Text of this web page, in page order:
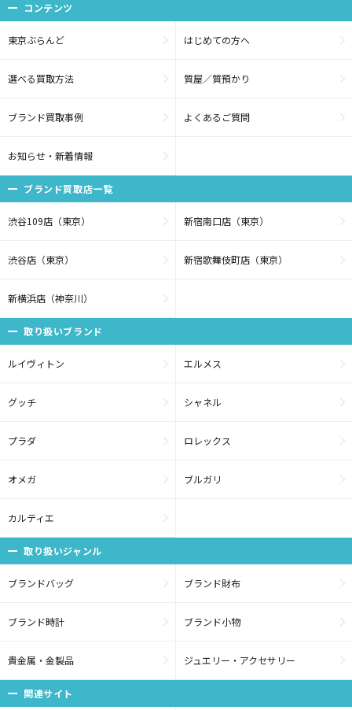
コンテンツ
東京ぶらんど はじめての方へ
選べる買取方法 質屋／質預かり
ブランド買取事例 よくあるご質問
お知らせ・新着情報
ブランド買取店一覧
渋谷109店（東京） 新宿南口店（東京）
渋谷店（東京） 新宿歌舞伎町店（東京）
新横浜店（神奈川）
取り扱いブランド
ルイヴィトン エルメス
グッチ シャネル
プラダ ロレックス
オメガ ブルガリ
カルティエ
取り扱いジャンル
ブランドバッグ ブランド財布
ブランド時計 ブランド小物
貴金属・金製品 ジュエリー・アクセサリー
関連サイト